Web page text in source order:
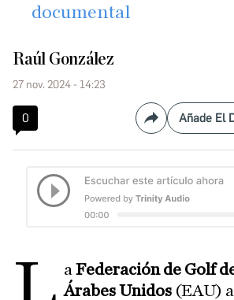
documental
Raúl González
27 nov. 2024 - 14:23
0 Compartir
Añade El
aFederación de Golf
Árabes Unidos (EAU)